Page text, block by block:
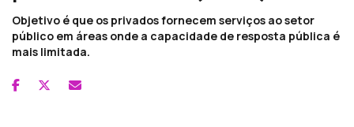
Objetivo é que os privados fornecem serviços ao setor
público em áreas onde a capacidade de resposta pública é
mais limitada.